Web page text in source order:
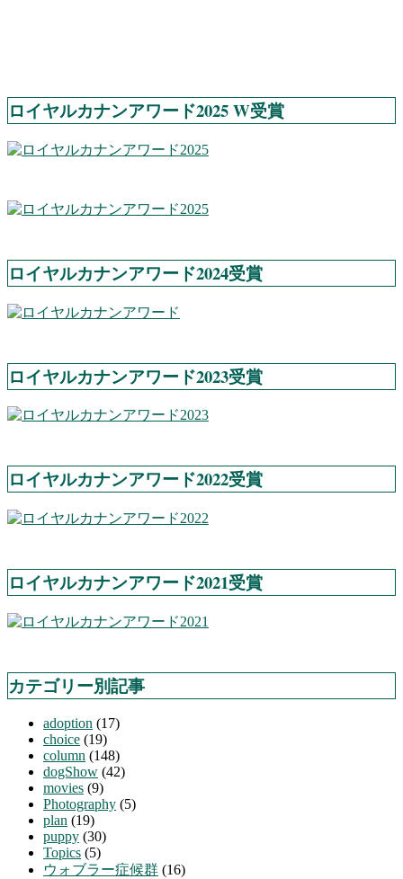
ロイヤルカナンアワード2025 W受賞
ロイヤルカナンアワード2024受賞
ロイヤルカナンアワード2023受賞
ロイヤルカナンアワード2022受賞
ロイヤルカナンアワード2021受賞
カテゴリー別記事
adoption (17)
choice (19)
column (148)
dogShow (42)
movies (9)
Photography (5)
plan (19)
puppy (30)
Topics (5)
ウォブラー症候群 (16)